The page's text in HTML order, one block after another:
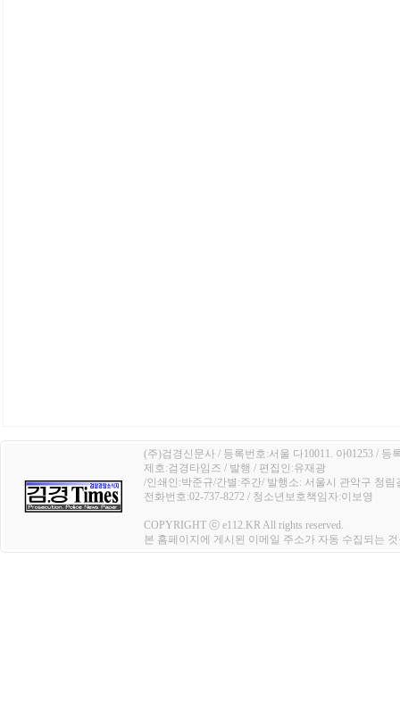
(주)검경신문사 / 등록번호:서울 다10011. 아01253 / 등
제호:검경타임즈 / 발행 / 편집인:유재광
/인쇄인:박준규/간별:주간/ 발행소: 서울시 관악구 청림
전화번호:02-737-8272 / 청소년보호책임자:이보영
COPYRIGHT ⓒ e112.KR All rights reserved.
본 홈페이지에 게시된 이메일 주소가 자동 수집되는